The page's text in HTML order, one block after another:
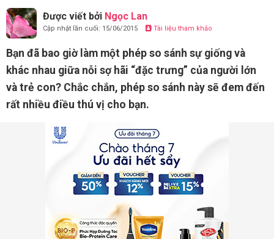
Được viết bởi Ngọc Lan
Cập nhật lần cuối: 15/06/2015 Tài liệu tham khảo
Bạn đã bao giờ làm một phép so sánh sự giống và
khác nhau giữa nỗi sợ hãi “đặc trưng” của người lớn
và trẻ con? Chắc chắn, phép so sánh này sẽ đem đến
rất nhiều điều thú vị cho bạn.